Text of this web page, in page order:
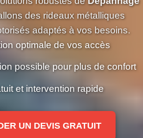
des rideaux métalliques
adaptés à vos besoins.
optimale de vos accès
possible pour plus de confort
et intervention rapide
UN DEVIS GRATUIT